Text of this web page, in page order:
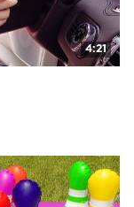
4:21